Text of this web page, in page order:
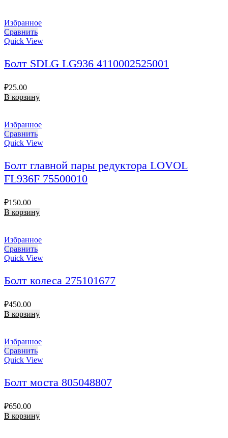
Избранное
Сравнить
Quick View
Болт SDLG LG936 4110002525001
₽25.00
В корзину
Избранное
Сравнить
Quick View
Болт главной пары редуктора LOVOL
FL936F 75500010
₽150.00
В корзину
Избранное
Сравнить
Quick View
Болт колеса 275101677
₽450.00
В корзину
Избранное
Сравнить
Quick View
Болт моста 805048807
₽650.00
В корзину